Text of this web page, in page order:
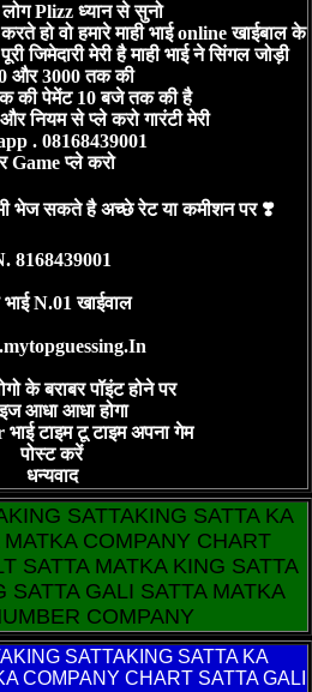
लोग Plizz ध्यान से सुनो
हो वो हमारे माही भाई online खाईबाल के
जिमेदारी मेरी है माही भाई ने सिंगल जोड़ी
और 3000 तक की
की पेमेंट 10 बजे तक की है
नियम से प्ले करो गारंटी मेरी
. 08168439001
Game प्ले करो
भी भेज सकते है अच्छे रेट या कमीशन पर ❣️
8168439001
भाई N.01 खाईवाल
के बराबर पॉइंट होने पर
आधा आधा होगा
भाई टाइम टू टाइम अपना गेम
पोस्ट करें
धन्यवाद
SATTAKING SATTA KA
COMPANY CHART
SATTA MATKA KING SATTA
SATTA GALI SATTA MATKA
COMPANY
SATTAKING SATTA KA
COMPANY CHART SATTA GALI